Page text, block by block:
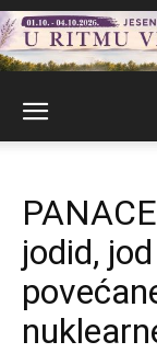
jodid,